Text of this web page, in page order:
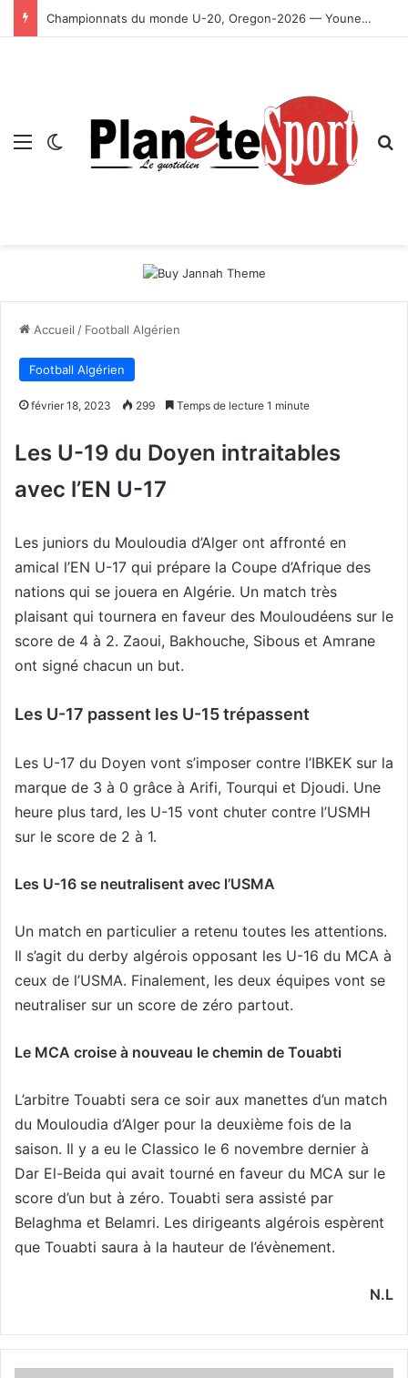
Championnats du monde U-20, Oregon-2026 — Younes Ayachi décroche la médaille d’or
Menu Switch skin
Accueil / Football Algérien
Football Algérien
février 18, 2023 299 Temps de lecture 1 minute
Les U-19 du Doyen intraitables
avec l’EN U-17
Les juniors du Mouloudia d’Alger ont affronté en
amical l’EN U-17 qui prépare la Coupe d’Afrique des
nations qui se jouera en Algérie. Un match très
plaisant qui tournera en faveur des Mouloudéens sur le
score de 4 à 2. Zaoui, Bakhouche, Sibous et Amrane
ont signé chacun un but.
Les U-17 passent les U-15 trépassent
Les U-17 du Doyen vont s’imposer contre l’IBKEK sur la
marque de 3 à 0 grâce à Arifi, Tourqui et Djoudi. Une
heure plus tard, les U-15 vont chuter contre l’USMH
sur le score de 2 à 1.
Les U-16 se neutralisent avec l’USMA
Un match en particulier a retenu toutes les attentions.
Il s’agit du derby algérois opposant les U-16 du MCA à
ceux de l’USMA. Finalement, les deux équipes vont se
neutraliser sur un score de zéro partout.
Le MCA croise à nouveau le chemin de Touabti
L’arbitre Touabti sera ce soir aux manettes d’un match
du Mouloudia d’Alger pour la deuxième fois de la
saison. Il y a eu le Classico le 6 novembre dernier à
Dar El-Beida qui avait tourné en faveur du MCA sur le
score d’un but à zéro. Touabti sera assisté par
Belaghma et Belamri. Les dirigeants algérois espèrent
que Touabti saura à la hauteur de l’évènement.
N.L